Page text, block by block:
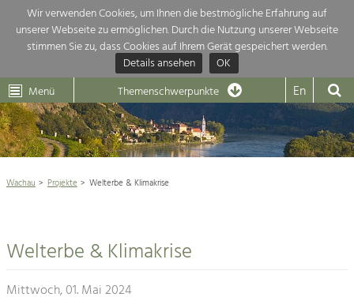
Wir verwenden Cookies, um Ihnen die bestmögliche Erfahrung auf
unserer Webseite zu ermöglichen. Durch die Nutzung unserer Webseite
stimmen Sie zu, dass Cookies auf Ihrem Gerät gespeichert werden.
Details ansehen
OK
Dunkelsteinerwald Klima
Menü Themenschwerpunkte En
Aktuelles
Weltkulturerbe Wachau 
Rückblick 25 Jahre Jubiläum
Architektur
Themenübersicht
Die Regionalentwicklung in unserer Region ist sehr vielfältig. Deshalb
geben wir hier eine Übersicht über unsere Themenschwerpunkte. Für
mehr Informationen einfach das Thema anklicken und schon werden alle
Projekte in diesem Kontext angezeigt.
Natur- &
Baukultur
Wachau Projekte Welterbe & Klimakrise
Welterbe & Klimakrise
Mittwoch, 01. Mai 2024